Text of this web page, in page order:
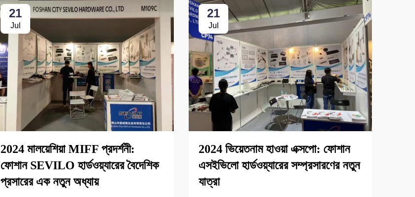
21
Jul
2024 মালয়েশিয়া MIFF প্রদর্শনী:
ফোশান SEVILO হার্ডওয়্যারের বৈদেশিক
প্রসারের এক নতুন অধ্যায়
21
Jul
2024 ভিয়েতনাম হাওয়া এক্সপো: ফোশান
এসইভিলো হার্ডওয়্যারের সম্প্রসারণের নতুন
যাত্রা